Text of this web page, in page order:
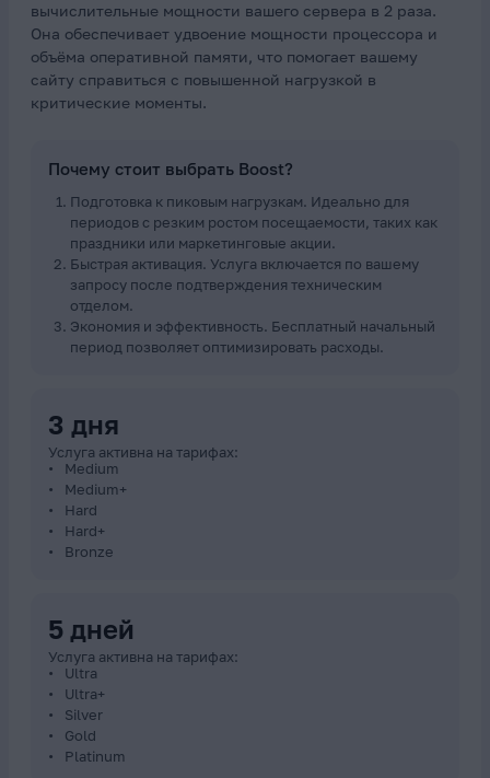
вычислительные мощности вашего сервера в 2 раза.
Она обеспечивает удвоение мощности процессора и
объёма оперативной памяти, что помогает вашему
сайту справиться с повышенной нагрузкой в
критические моменты.
Почему стоит выбрать Boost?
Подготовка к пиковым нагрузкам. Идеально для
периодов с резким ростом посещаемости, таких как
праздники или маркетинговые акции.
Быстрая активация. Услуга включается по вашему
запросу после подтверждения техническим
отделом.
Экономия и эффективность. Бесплатный начальный
период позволяет оптимизировать расходы.
3 дня
Услуга активна на тарифах:
Medium
Medium+
Hard
Hard+
Bronze
5 дней
Услуга активна на тарифах:
Ultra
Ultra+
Silver
Gold
Platinum